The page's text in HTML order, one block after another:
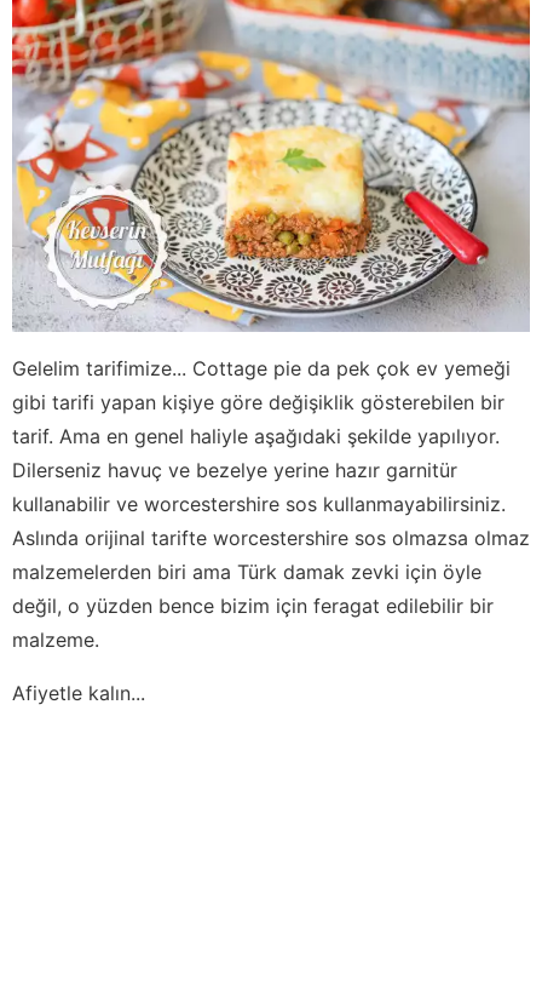
Gelelim tarifimize... Cottage pie da pek çok ev yemeği
gibi tarifi yapan kişiye göre değişiklik gösterebilen bir
tarif. Ama en genel haliyle aşağıdaki şekilde yapılıyor.
Dilerseniz havuç ve bezelye yerine hazır garnitür
kullanabilir ve worcestershire sos kullanmayabilirsiniz.
Aslında orijinal tarifte worcestershire sos olmazsa olmaz
malzemelerden biri ama Türk damak zevki için öyle
değil, o yüzden bence bizim için feragat edilebilir bir
malzeme.
Afiyetle kalın...